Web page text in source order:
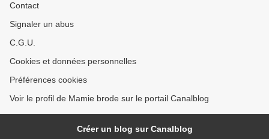
Contact
Signaler un abus
C.G.U.
Cookies et données personnelles
Préférences cookies
Voir le profil de Mamie brode sur le portail Canalblog
Créer un blog sur Canalblog